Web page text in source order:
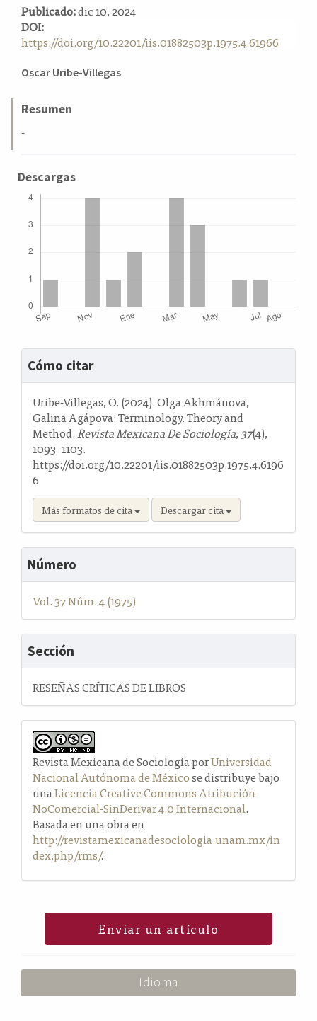
a
l
a
e
a
Publicado:dic 10, 2024
DOI:
https://doi.org/10.22201/iis.01882503p.1975.4.61966
Contenido
del
artículo
Oscar Uribe-Villegas
Resumen
-
Descargas
Detalles
del
artículo
Cómo citar
Uribe-Villegas, O. (2024). Olga Akhmánova,
Galina Agápova: Terminology. Theory and
Method.Revista Mexicana De Sociología,37(4),
1093–1103.
https://doi.org/10.22201/iis.01882503p.1975.4.6196
6
Más formatos de cita Descargar cita
Número
Vol. 37 Núm. 4 (1975)
Sección
RESEÑAS CRÍTICAS DE LIBROS
Revista Mexicana de Sociología porUniversidad
Nacional Autónoma de Méxicose distribuye bajo
unaLicencia Creative Commons Atribución-
NoComercial-SinDerivar 4.0 Internacional.
Basada en una obra en
http://revistamexicanadesociologia.unam.mx/in
dex.php/rms/.
Enviar un artículo
Idioma